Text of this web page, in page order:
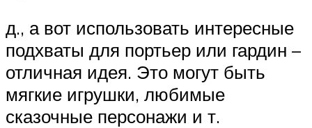
д., а вот использовать интересные
подхваты для портьер или гардин –
отличная идея. Это могут быть
мягкие игрушки, любимые
сказочные персонажи и т.